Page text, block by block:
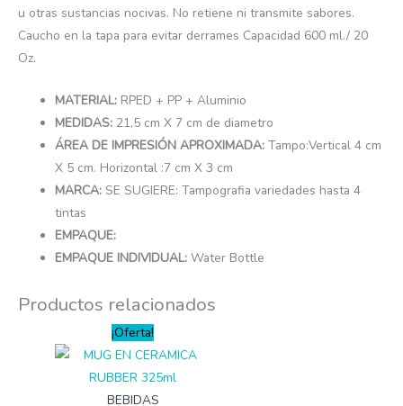
u otras sustancias nocivas. No retiene ni transmite sabores.
Caucho en la tapa para evitar derrames Capacidad 600 ml./ 20
Oz.
MATERIAL: RPED + PP + Aluminio
MEDIDAS: 21,5 cm X 7 cm de diametro
ÁREA DE IMPRESIÓN APROXIMADA:Tampo:Vertical 4 cm
X 5 cm. Horizontal :7 cm X 3 cm
MARCA: SE SUGIERE: Tampografia variedades hasta 4
tintas
EMPAQUE:
EMPAQUE INDIVIDUAL:Water Bottle
Productos relacionados
¡Oferta!
BEBIDAS